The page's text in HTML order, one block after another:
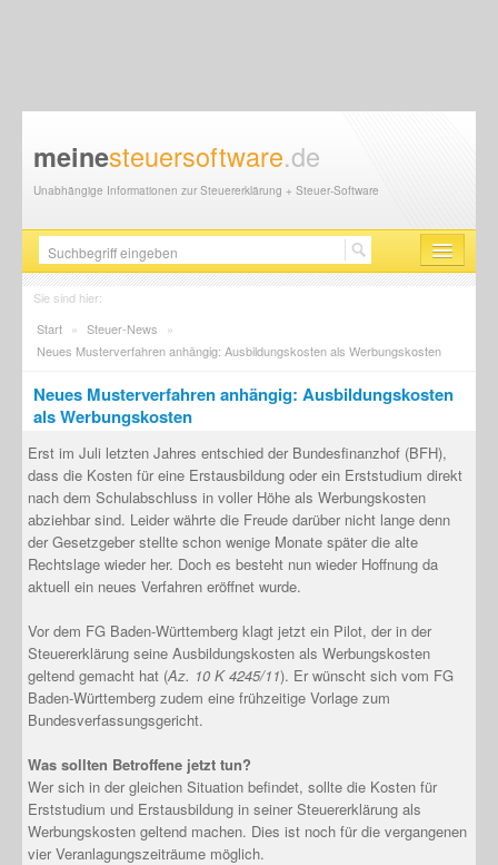
meinesteuersoftware.de
Unabhängige Informationen zur Steuererklärung + Steuer-Software
Steuersoftware
Steuererklärung
Finanzamt
Steuerberater
Sie sind hier:
Start » Steuer-News
»
Neues Musterverfahren anhängig: Ausbildungskosten als Werbungskosten
Neues Musterverfahren anhängig: Ausbildungskosten
als Werbungskosten
Erst im Juli letzten Jahres entschied der Bundesfinanzhof (BFH),
dass die Kosten für eine Erstausbildung oder ein Erststudium direkt
nach dem Schulabschluss in voller Höhe als Werbungskosten
abziehbar sind. Leider währte die Freude darüber nicht lange denn
der Gesetzgeber stellte schon wenige Monate später die alte
Rechtslage wieder her. Doch es besteht nun wieder Hoffnung da
aktuell ein neues Verfahren eröffnet wurde.
Vor dem FG Baden-Württemberg klagt jetzt ein Pilot, der in der
Steuererklärung seine Ausbildungskosten als Werbungskosten
geltend gemacht hat (Az. 10 K 4245/11). Er wünscht sich vom FG
Baden-Württemberg zudem eine frühzeitige Vorlage zum
Bundesverfassungsgericht.
Was sollten Betroffene jetzt tun?
Wer sich in der gleichen Situation befindet, sollte die Kosten für
Erststudium und Erstausbildung in seiner Steuererklärung als
Werbungskosten geltend machen. Dies ist noch für die vergangenen
vier Veranlagungszeiträume möglich.